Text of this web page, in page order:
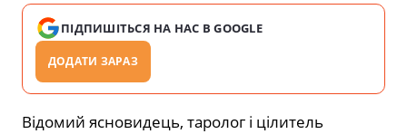
ПІДПИШІТЬСЯ НА НАС В GOOGLE
ДОДАТИ ЗАРАЗ
Відомий ясновидець, таролог і цілитель